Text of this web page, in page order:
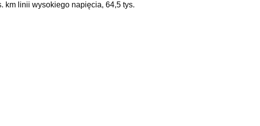
km linii wysokiego napięcia, 64,5 tys.